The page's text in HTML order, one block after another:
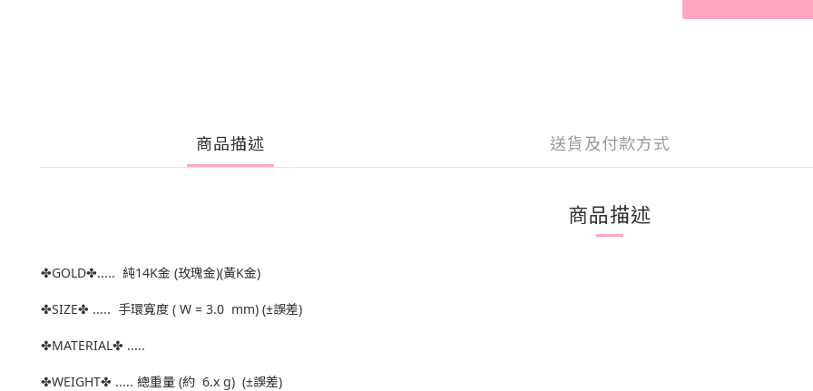
商品描述 送貨及付款方式
商品描述
✤GOLD✤..... 純14K金 (玫瑰金)(黃K金)
✤SIZE✤ ..... 手環寬度 ( W = 3.0 mm) (±誤差)
✤MATERIAL✤ .....
✤WEIGHT✤ ..... 總重量 (約 6.x g) (±誤差)